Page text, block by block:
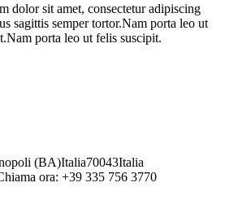
dolor sit amet, consectetur adipiscing
sagittis semper tortor.Nam porta leo ut
porta leo ut felis suscipit.
(BA)Italia70043Italia
ora: +39 335 756 3770